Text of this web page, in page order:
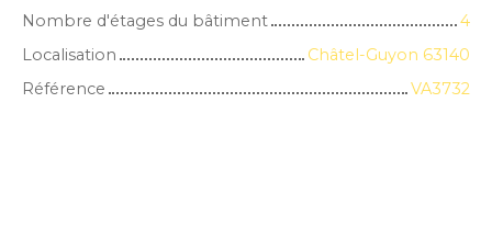
Nombre d'étages du bâtiment
4
Localisation
Châtel-Guyon 63140
Référence
VA3732